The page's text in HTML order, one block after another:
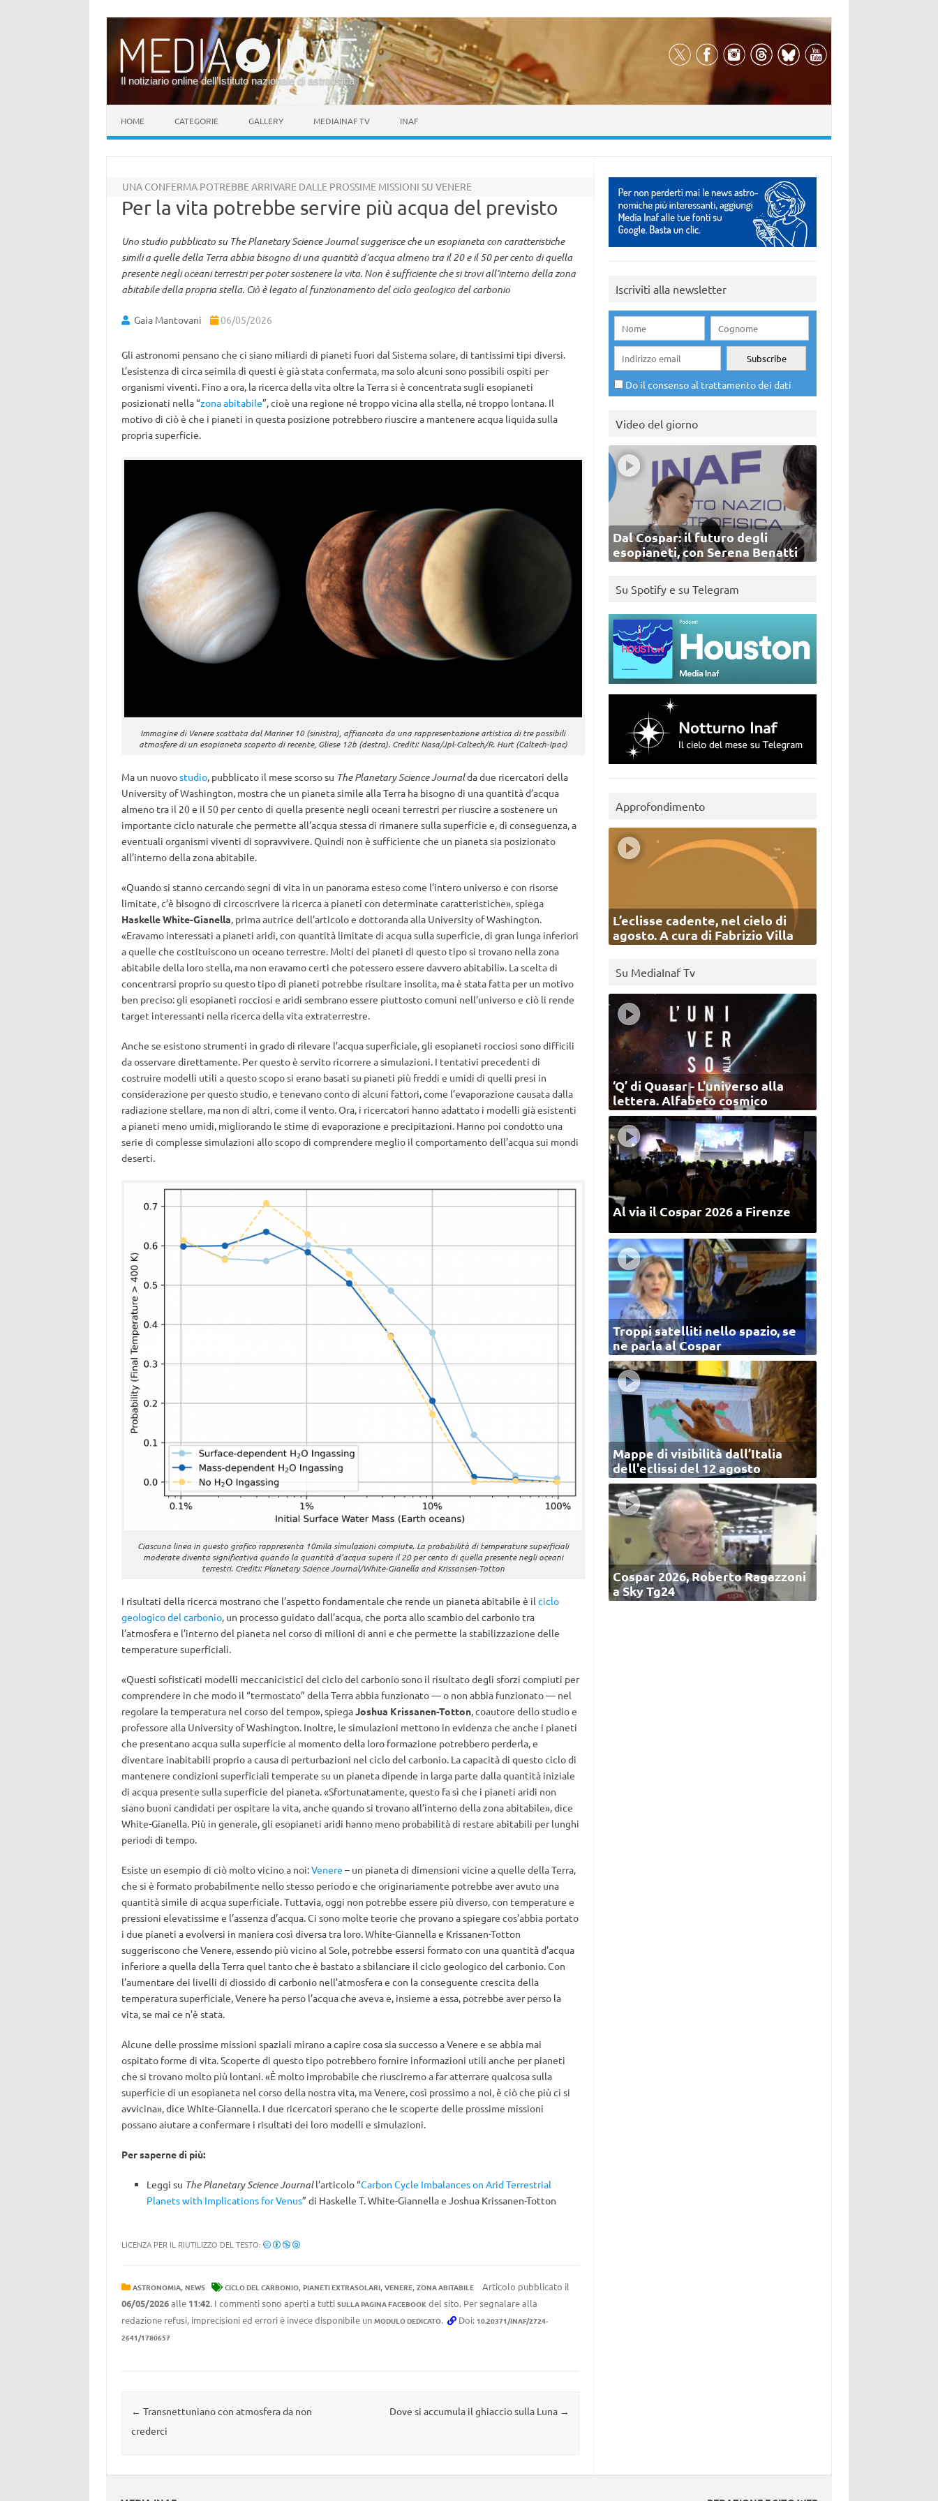
Il notiziario online dell’Istituto nazionale di astrofisica
HOME CATEGORIE GALLERY MEDIAINAF TV INAF
UNA CONFERMA POTREBBE ARRIVARE DALLE PROSSIME MISSIONI SU VENERE
Per la vita potrebbe servire più acqua del previsto
Uno studio pubblicato su The Planetary Science Journal suggerisce che un esopianeta con caratteristiche
simili a quelle della Terra abbia bisogno di una quantità d’acqua almeno tra il 20 e il 50 per cento di quella
presente negli oceani terrestri per poter sostenere la vita. Non è sufficiente che si trovi all’interno della zona
abitabile della propria stella. Ciò è legato al funzionamento del ciclo geologico del carbonio
Gaia Mantovani 06/05/2026
Gli astronomi pensano che ci siano miliardi di pianeti fuori dal Sistema solare, di tantissimi tipi diversi.
L’esistenza di circa seimila di questi è già stata confermata, ma solo alcuni sono possibili ospiti per
organismi viventi. Fino a ora, la ricerca della vita oltre la Terra si è concentrata sugli esopianeti
posizionati nella “zona abitabile”, cioè una regione né troppo vicina alla stella, né troppo lontana. Il
motivo di ciò è che i pianeti in questa posizione potrebbero riuscire a mantenere acqua liquida sulla
propria superficie.
Immagine di Venere scattata dal Mariner 10 (sinistra), affiancata da una rappresentazione artistica di tre possibili
atmosfere di un esopianeta scoperto di recente, Gliese 12b (destra). Crediti: Nasa/Jpl-Caltech/R. Hurt (Caltech-Ipac)
Ma un nuovostudio, pubblicato il mese scorso su The Planetary Science Journalda due ricercatori della
University of Washington, mostra che un pianeta simile alla Terra ha bisogno di una quantità d’acqua
almeno tra il 20 e il 50 per cento di quella presente negli oceani terrestri per riuscire a sostenere un
importante ciclo naturale che permette all’acqua stessa di rimanere sulla superficie e, di conseguenza, a
eventuali organismi viventi di sopravvivere. Quindi non è sufficiente che un pianeta sia posizionato
all’interno della zona abitabile.
«Quando si stanno cercando segni di vita in un panorama esteso come l’intero universo e con risorse
limitate, c’è bisogno di circoscrivere la ricerca a pianeti con determinate caratteristiche», spiega
Haskelle White-Gianella, prima autrice dell’articolo e dottoranda alla University of Washington.
«Eravamo interessati a pianeti aridi, con quantità limitate di acqua sulla superficie, di gran lunga inferiori
a quelle che costituiscono un oceano terrestre. Molti dei pianeti di questo tipo si trovano nella zona
abitabile della loro stella, ma non eravamo certi che potessero essere davvero abitabili». La scelta di
concentrarsi proprio su questo tipo di pianeti potrebbe risultare insolita, ma è stata fatta per un motivo
ben preciso: gli esopianeti rocciosi e aridi sembrano essere piuttosto comuni nell’universo e ciò li rende
target interessanti nella ricerca della vita extraterrestre.
Anche se esistono strumenti in grado di rilevare l’acqua superficiale, gli esopianeti rocciosi sono difficili
da osservare direttamente. Per questo è servito ricorrere a simulazioni. I tentativi precedenti di
costruire modelli utili a questo scopo si erano basati su pianeti più freddi e umidi di quelli presi in
considerazione per questo studio, e tenevano conto di alcuni fattori, come l’evaporazione causata dalla
radiazione stellare, ma non di altri, come il vento. Ora, i ricercatori hanno adattato i modelli già esistenti
a pianeti meno umidi, migliorando le stime di evaporazione e precipitazioni. Hanno poi condotto una
serie di complesse simulazioni allo scopo di comprendere meglio il comportamento dell’acqua sui mondi
deserti.
Ciascuna linea in questo grafico rappresenta 10mila simulazioni compiute. La probabilità di temperature superficiali
moderate diventa significativa quando la quantità d’acqua supera il 20 per cento di quella presente negli oceani
terrestri. Crediti: Planetary Science Journal/White-Gianella and Krissansen-Totton
I risultati della ricerca mostrano che l’aspetto fondamentale che rende un pianeta abitabile è il ciclo
geologico del carbonio, un processo guidato dall’acqua, che porta allo scambio del carbonio tra
l’atmosfera e l’interno del pianeta nel corso di milioni di anni e che permette la stabilizzazione delle
temperature superficiali.
«Questi sofisticati modelli meccanicistici del ciclo del carbonio sono il risultato degli sforzi compiuti per
comprendere in che modo il “termostato” della Terra abbia funzionato — o non abbia funzionato — nel
regolare la temperatura nel corso del tempo», spiegaJoshua Krissanen-Totton, coautore dello studio e
professore alla University of Washington. Inoltre, le simulazioni mettono in evidenza che anche i pianeti
che presentano acqua sulla superficie al momento della loro formazione potrebbero perderla, e
diventare inabitabili proprio a causa di perturbazioni nel ciclo del carbonio. La capacità di questo ciclo di
mantenere condizioni superficiali temperate su un pianeta dipende in larga parte dalla quantità iniziale
di acqua presente sulla superficie del pianeta. «Sfortunatamente, questo fa sì che i pianeti aridi non
siano buoni candidati per ospitare la vita, anche quando si trovano all’interno della zona abitabile», dice
White-Gianella. Più in generale, gli esopianeti aridi hanno meno probabilità di restare abitabili per lunghi
periodi di tempo.
Esiste un esempio di ciò molto vicino a noi:Venere – un pianeta di dimensioni vicine a quelle della Terra,
che si è formato probabilmente nello stesso periodo e che originariamente potrebbe aver avuto una
quantità simile di acqua superficiale. Tuttavia, oggi non potrebbe essere più diverso, con temperature e
pressioni elevatissime e l’assenza d’acqua. Ci sono molte teorie che provano a spiegare cos’abbia portato
i due pianeti a evolversi in maniera così diversa tra loro. White-Giannella e Krissanen-Totton
suggeriscono che Venere, essendo più vicino al Sole, potrebbe essersi formato con una quantità d’acqua
inferiore a quella della Terra quel tanto che è bastato a sbilanciare il ciclo geologico del carbonio. Con
l’aumentare dei livelli di diossido di carbonio nell’atmosfera e con la conseguente crescita della
temperatura superficiale, Venere ha perso l’acqua che aveva e, insieme a essa, potrebbe aver perso la
vita, se mai ce n’è stata.
Alcune delle prossime missioni spaziali mirano a capire cosa sia successo a Venere e se abbia mai
ospitato forme di vita. Scoperte di questo tipo potrebbero fornire informazioni utili anche per pianeti
che si trovano molto più lontani. «È molto improbabile che riusciremo a far atterrare qualcosa sulla
superficie di un esopianeta nel corso della nostra vita, ma Venere, così prossimo a noi, è ciò che più ci si
avvicina», dice White-Giannella. I due ricercatori sperano che le scoperte delle prossime missioni
possano aiutare a confermare i risultati dei loro modelli e simulazioni.
Per saperne di più:
Leggi su The Planetary Science Journall’articolo “Carbon Cycle Imbalances on Arid Terrestrial
Planets with Implications for Venus” di Haskelle T. White-Giannella e Joshua Krissanen-Totton
LICENZA PER IL RIUTILIZZO DEL TESTO:
ASTRONOMIA, NEWS CICLO DEL CARBONIO, PIANETI EXTRASOLARI, VENERE, ZONA ABITABILE
Articolo pubblicato il
06/05/2026alle 11:42. I commenti sono aperti a tutti SULLA PAGINA FACEBOOKdel sito. Per segnalare alla
redazione refusi, imprecisioni ed errori è invece disponibile un MODULO DEDICATO. Doi: 10.20371/INAF/2724-
2641/1780657
Navigazione articolo
← Transnettuniano con atmosfera da non
crederci
Dove si accumula il ghiaccio sulla Luna →
Iscriviti alla newsletter
Do il consenso al trattamento dei dati
Video del giorno
Dal Cospar: il futuro degli
esopianeti, con Serena Benatti
Su Spotify e su Telegram
Approfondimento
L’eclisse cadente, nel cielo di
agosto. A cura di Fabrizio Villa
Su MediaInaf Tv
‘Q’ di Quasar - L'universo alla
lettera. Alfabeto cosmico
Al via il Cospar 2026 a Firenze
Troppi satelliti nello spazio, se
ne parla al Cospar
Mappe di visibilità dall’Italia
dell'eclissi del 12 agosto
Cospar 2026, Roberto Ragazzoni
a Sky Tg24